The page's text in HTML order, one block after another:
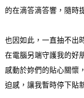
的在滴答滴答響，隨時
也因如此，一直抽不出
在電腦另端守護我的好
感動於妳們的貼心關懷
迫感，讓我暫時停下貼